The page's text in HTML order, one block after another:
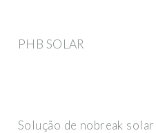
PHB SOLAR
Solução de nobreak